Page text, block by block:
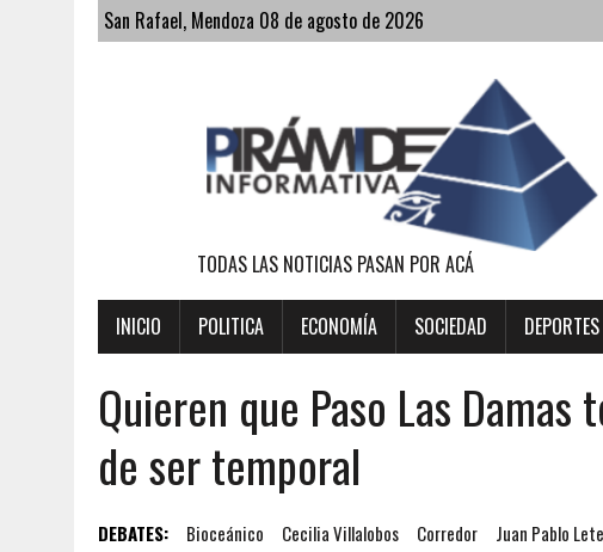
San Rafael, Mendoza 08 de agosto de 2026
TODAS LAS NOTICIAS PASAN POR ACÁ
INICIO POLITICA ECONOMÍA SOCIEDAD DEPORTES
Quieren que Paso Las
de ser temporal
DEBATES: Bioceánico Cecilia Villalobos Corredor Juan Pablo